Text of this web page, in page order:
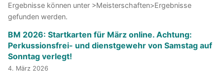
Ergebnisse können unter >Meisterschaften>Ergebnisse
gefunden werden.
BM 2026: Startkarten für März online. Achtung:
Perkussionsfrei- und dienstgewehr von Samstag auf
Sonntag verlegt!
4. März 2026